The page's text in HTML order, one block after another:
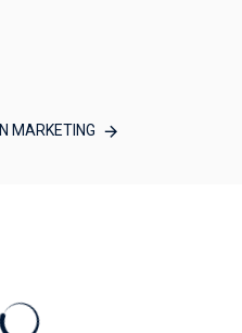
MARKETING